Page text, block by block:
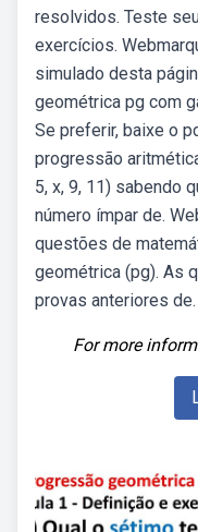
resolvidos. Teste
exercícios.
simulado desta
geométrica pg com
Se preferir, baixe o
progressão
5, x, 9, 11) sabendo
número ímpar de.
questões de
geométrica (pg). As
provas anteriores
For more